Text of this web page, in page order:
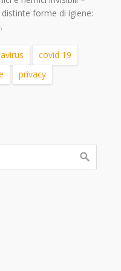
forme di igiene:
covid 19
privacy